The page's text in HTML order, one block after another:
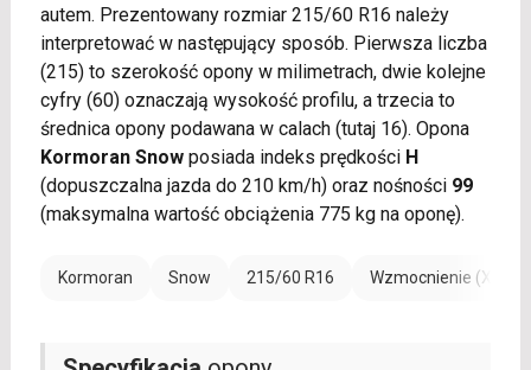
autem. Prezentowany rozmiar 215/60 R16 należy
interpretować w następujący sposób. Pierwsza liczba
(215) to szerokość opony w milimetrach, dwie kolejne
cyfry (60) oznaczają wysokość profilu, a trzecia to
średnica opony podawana w calach (tutaj 16). Opona
Kormoran Snowposiada indeks prędkości H
(dopuszczalna jazda do 210 km/h) oraz nośności 99
(maksymalna wartość obciążenia 775 kg na oponę).
Kormoran Snow 215/60 R16 Wzmocnienie (XL)